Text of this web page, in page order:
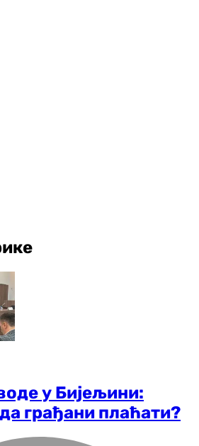
у Бијељини:
грађани плаћати?